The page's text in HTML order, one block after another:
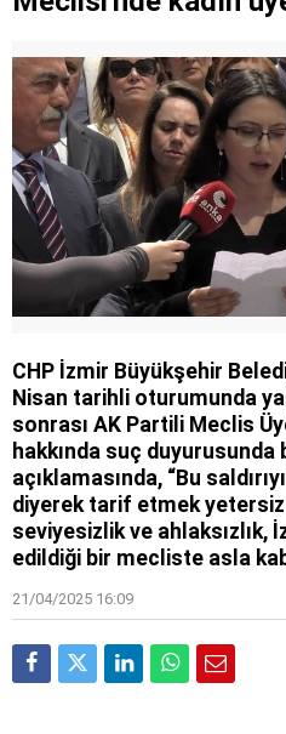
CHP İzmir Büyükşehir
Nisan tarihli oturumunda
sonrası AK Partili Meclis
hakkında suç duyurusunda
açıklamasında, “Bu
diyerek tarif etmek yetersiz
seviyesizlik ve ahlaksızlık,
edildiği bir mecliste asla
21/04/2025 16:09